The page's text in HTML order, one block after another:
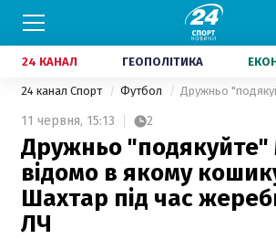
24 КАНАЛ ГЕОПОЛІТИКА
24 канал Спорт Футбол
11 червня, 15:13 2
Дружньо "подякуйте"
відомо в якому
Шахтар під час
ЛЧ